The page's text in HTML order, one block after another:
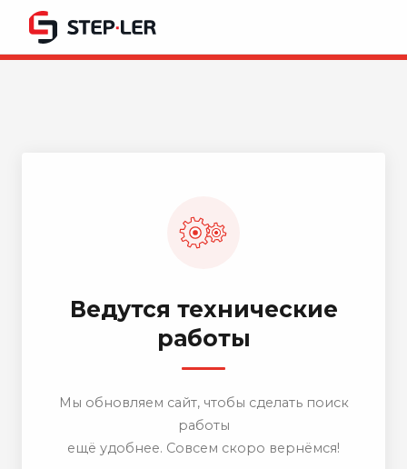
Ведутся технические
работы
Мы обновляем сайт, чтобы сделать поиск
работы
ещё удобнее. Совсем скоро вернёмся!